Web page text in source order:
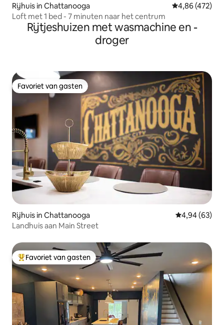
Rijhuis in Chattanooga Gemiddelde
4,86 (472)
Loft met 1 bed - 7 minuten naar het centrum
Rijtjeshuizen met wasmachine en -
droger
Favoriet van gasten
Favoriet van gasten
Rijhuis in Chattanooga Gemiddelde
4,94 (63)
Landhuis aan Main Street
Topfavoriet van gasten
Favoriet van gasten